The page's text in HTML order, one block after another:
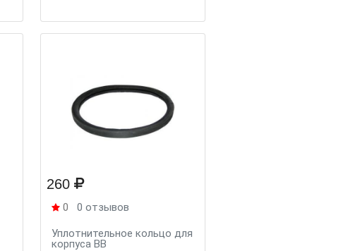
260
0 0 отзывов
Уплотнительное кольцо для
корпуса ВВ